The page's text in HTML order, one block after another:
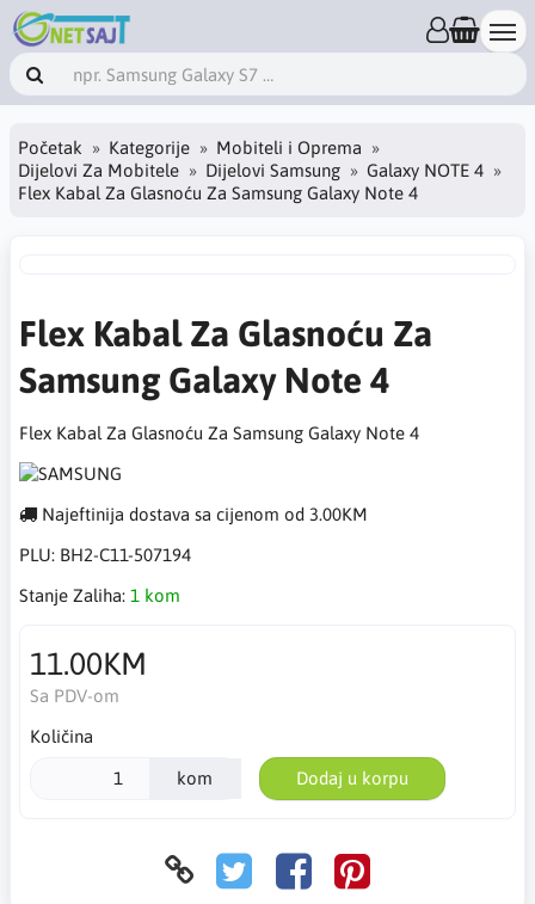
Početak Kategorije
Mobiteli i Oprema
Dijelovi Za Mobitele
Dijelovi Samsung
Galaxy NOTE 4
Flex Kabal Za Glasnoću Za Samsung Galaxy Note 4
Flex Kabal Za Glasnoću Za
Samsung Galaxy Note 4
Flex Kabal Za Glasnoću Za Samsung Galaxy Note 4
Najeftinija dostava sa cijenom od 3.00KM
PLU: BH2-C11-507194
Stanje Zaliha: 1 kom
11.00KM
Sa PDV-om
Količina
kom Dodaj u korpu